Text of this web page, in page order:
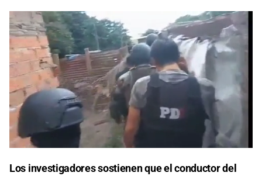
of
Cargando anuncio
Los investigadores sostienen que el conductor del